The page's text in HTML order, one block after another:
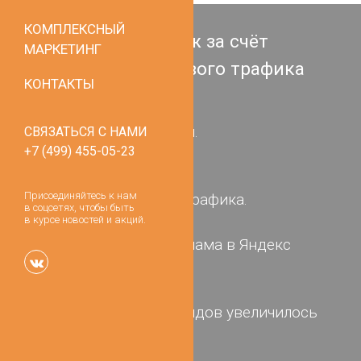
КОМПЛЕКСНЫЙ
МАРКЕТИНГ
КОНТАКТЫ
СВЯЗАТЬСЯ С НАМИ
+7 (499) 455-05-23
Присоединяйтесь к нам
в соцсетях, чтобы быть
в курсе новостей и акций.
Увеличение продаж за счёт
привлечения целевого трафика
«Хилтон» — сеть отелей.
hilton.ru
Увеличение целевого трафика.
Решение:
SEO и контекстная реклама в Яндекс
Директ и Google Ads.
Количество целевых лидов увеличилось